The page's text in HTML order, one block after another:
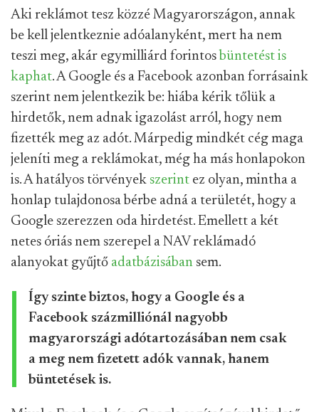
Aki reklámot tesz közzé Magyarországon, annak
be kell jelentkeznie adóalanyként, mert ha nem
teszi meg, akár egymilliárd forintos büntetést is
kaphat. A Google és a Facebook azonban forrásaink
szerint nem jelentkezik be: hiába kérik tőlük a
hirdetők, nem adnak igazolást arról, hogy nem
fizették meg az adót. Márpedig mindkét cég maga
jeleníti meg a reklámokat, még ha más honlapokon
is. A hatályos törvények szerint ez olyan, mintha a
honlap tulajdonosa bérbe adná a területét, hogy a
Google szerezzen oda hirdetést. Emellett a két
netes óriás nem szerepel a NAV reklámadó
alanyokat gyűjtő adatbázisában sem.
Így szinte biztos, hogy a Google és a
Facebook százmilliónál nagyobb
magyarországi adótartozásában nem csak
a meg nem fizetett adók vannak, hanem
büntetések is.